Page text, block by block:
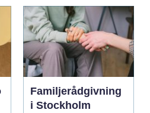
Familjerådgivning
i Stockholm